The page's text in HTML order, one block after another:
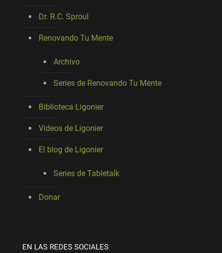
Dr. R.C. Sproul
Renovando Tu Mente
Archivo
Series de Renovando Tu Mente
Biblioteca Ligonier
Videos de Ligonier
El blog de Ligonier
Series de Tabletalk
Donar
EN LAS REDES SOCIALES